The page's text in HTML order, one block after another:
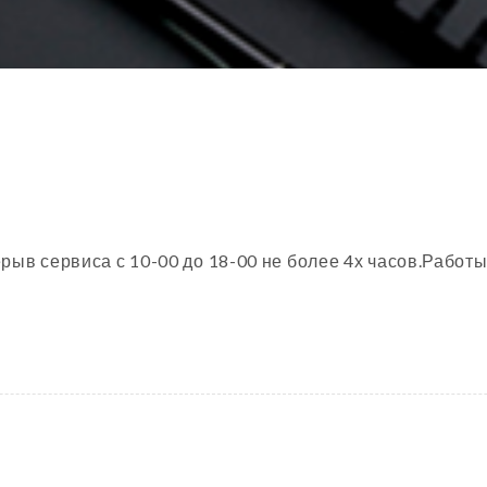
сервиса с 10-00 до 18-00 не более 4х часов.Работы